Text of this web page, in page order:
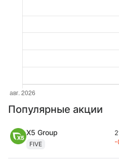
Популярные акции
X5 Group
FIVE
-